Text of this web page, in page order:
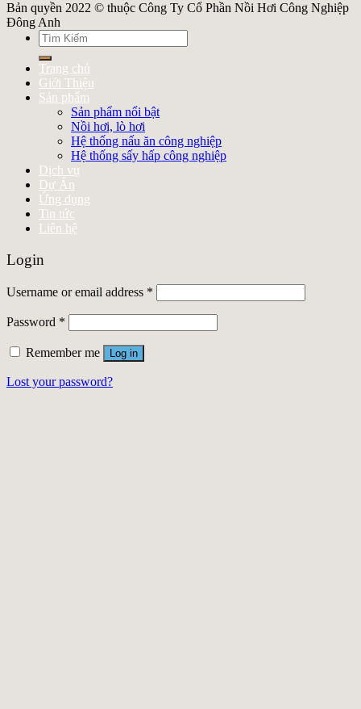
Bản quyền 2022 © thuộc Công Ty Cổ Phần Nồi Hơi Công Nghiệp
Đông Anh
Search
for:
Trang chủ
Giới Thiệu
Sản phẩm
Sản phẩm nổi bật
Nồi hơi, lò hơi
Hệ thống nấu ăn công nghiệp
Hệ thống sấy hấp công nghiệp
Dịch vụ
Dự Án
Ứng dụng
Tin tức
Liên hệ
Login
Username or email address *
Password *
Remember me Log in
Lost your password?